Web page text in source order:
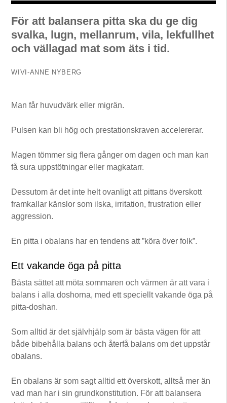
För att balansera pitta ska du ge dig
svalka, lugn, mellanrum, vila, lekfullhet
och vällagad mat som äts i tid.
WIVI-ANNE NYBERG
Man får huvudvärk eller migrän.
Pulsen kan bli hög och prestationskraven accelererar.
Magen tömmer sig flera gånger om dagen och man kan
få sura uppstötningar eller magkatarr.
Dessutom är det inte helt ovanligt att pittans överskott
framkallar känslor som ilska, irritation, frustration eller
aggression.
En pitta i obalans har en tendens att ”köra över folk”.
Ett vakande öga på pitta
Bästa sättet att möta sommaren och värmen är att vara i
balans i alla doshorna, med ett speciellt vakande öga på
pitta-doshan.
Som alltid är det självhjälp som är bästa vägen för att
både bibehålla balans och återfå balans om det uppstår
obalans.
En obalans är som sagt alltid ett överskott, alltså mer än
vad man har i sin grundkonstitution. För att balansera